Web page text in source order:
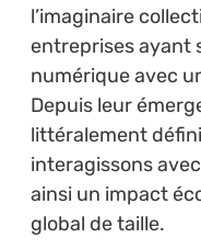
l’imaginaire
entreprises ayant
numérique avec
Depuis leur
littéralement
interagissons
ainsi un impact
global de taille.